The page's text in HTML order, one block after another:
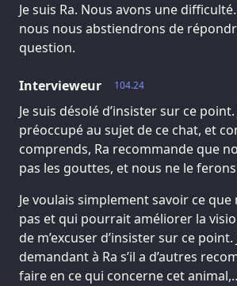
Je suis Ra. Nous avons une
nous nous abstiendrons de
question.
104.24
Intervieweur
Je suis désolé d’insister sur ce
préoccupé au sujet de ce chat, et
comprends, Ra recommande que
pas les gouttes, et nous ne le
Je voulais simplement savoir ce
pas et qui pourrait améliorer la
de m’excuser d’insister sur ce
demandant à Ra s’il a d’autres
faire en ce qui concerne cet